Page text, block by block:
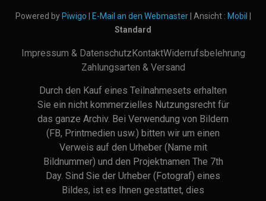
Powered by Piwigo E-Mail an den Webmaster| Ansicht : Mobil
Standard
Impressum & DatenschutzKontaktWiderrufsbelehrung
Zahlungsarten & Versand
Durch den Kauf eines Teilnahmesets erhalten
Sie ein nicht kommerzielles Nutzungsrecht für
das ganze Archiv. Bei Verwendung von Bildern
(FB, Printmedien usw.) bitten wir um einen
Verweis auf den Urheber (Name mit
Bildnummer) und den Projektnamen The 7th
Day. Sind Sie der Urheber (Fotograf) eines
Bildes, ist es Ihnen gestattet, dies